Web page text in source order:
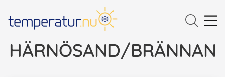
HÄRNÖSAND/BRÄNNAN